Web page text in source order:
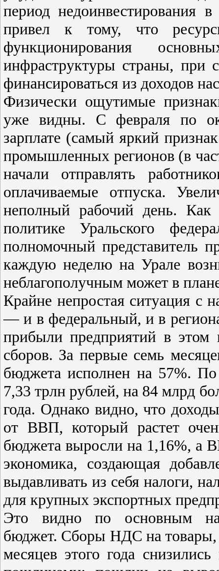
период недоинвестирования
привел к тому, что
функционирования
инфраструктуры страны, при
финансироваться из доходов
Физически ощутимые
уже видны. С февраля по
зарплате (самый яркий
промышленных регионов (в
начали отправлять
оплачиваемые отпуска.
неполный рабочий день. Как
политике Уральского
полномочный представитель
каждую неделю на Урале
неблагополучным может в
Крайне непростая ситуация с
— и в федеральный, и в
прибыли предприятий в этом
сборов. За первые семь
бюджета исполнен на 57%.
7,33 трлн рублей, на 84 млрд
года. Однако видно, что
от ВВП, который растет
бюджета выросли на 1,16%, а
экономика, создающая
выдавливать из себя налоги,
для крупных экспортных
Это видно по основным
бюджет. Сборы НДС на товары,
месяцев этого года